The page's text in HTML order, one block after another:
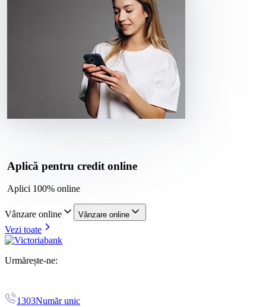
Aplică pentru credit online
Aplici 100% online
Vânzare online Vânzare online
Vezi toate
Urmărește-ne:
1303Număr unic